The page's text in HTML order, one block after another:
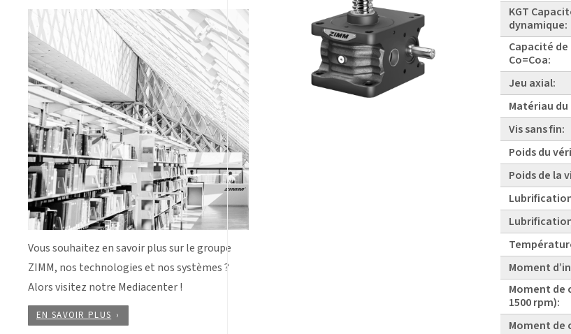
Vous souhaitez en savoir plus sur le groupe
ZIMM, nos technologies et nos systèmes ?
Alors visitez notre Mediacenter !
EN SAVOIR PLUS
KGT
dynamique:
Capacité
Co=Coa:
Jeu axial:
Matériau
Vis sans fin:
Poids du
Poids de la
Moment
Moment de
1500 rpm):
Moment de